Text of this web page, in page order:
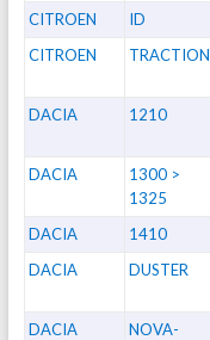
CITROEN ID
CITROEN TRACTION
DACIA 1210
DACIA
1300 >
1325
DACIA 1410
DACIA DUSTER
DACIA
NOVA-